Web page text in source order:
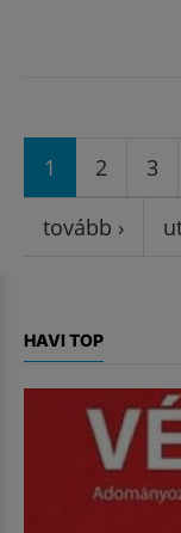
Oldalak
1 2 3
tovább ›
HAVI TOP